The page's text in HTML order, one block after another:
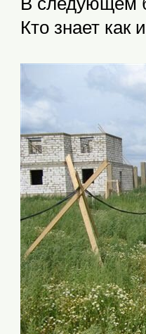
Кто знает как